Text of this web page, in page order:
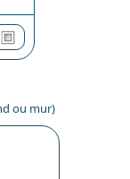
ou mur)